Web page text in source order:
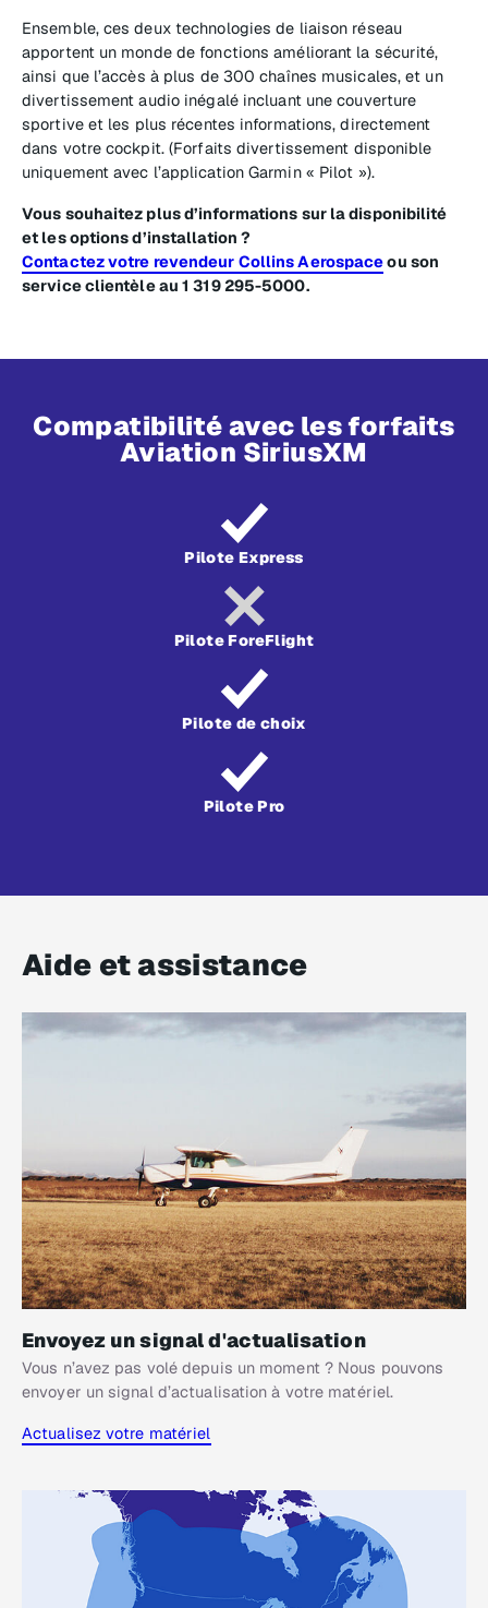
Ensemble, ces deux technologies de liaison réseau
apportent un monde de fonctions améliorant la sécurité,
ainsi que l’accès à plus de 300 chaînes musicales, et un
divertissement audio inégalé incluant une couverture
sportive et les plus récentes informations, directement
dans votre cockpit. (Forfaits divertissement disponible
uniquement avec l’application Garmin « Pilot »).
Vous souhaitez plus d’informations sur la disponibilité
et les options d’installation ?
Contactez votre revendeur Collins Aerospaceou son
service clientèle au 1 319 295-5000.
Compatibilité avec les forfaits
Aviation SiriusXM
Pilote Express
Pilote ForeFlight
Pilote de choix
Pilote Pro
Aide et assistance​
Envoyez un signal d'actualisation
Vous n’avez pas volé depuis un moment ? Nous pouvons
envoyer un signal d’actualisation à votre matériel.
Actualisez votre matériel